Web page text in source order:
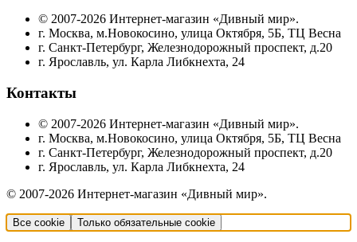
© 2007-2026 Интернет-магазин «Дивный мир».
г. Москва, м.Новокосино, улица Октября, 5Б, ТЦ Весна
г. Санкт-Петербург, Железнодорожный проспект, д.20
г. Ярославль, ул. Карла Либкнехта, 24
Контакты
© 2007-2026 Интернет-магазин «Дивный мир».
г. Москва, м.Новокосино, улица Октября, 5Б, ТЦ Весна
г. Санкт-Петербург, Железнодорожный проспект, д.20
г. Ярославль, ул. Карла Либкнехта, 24
© 2007-2026 Интернет-магазин «Дивный мир».
Все cookie Только обязательные cookie